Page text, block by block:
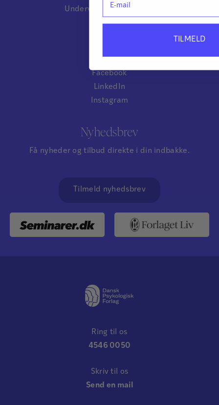
Undervisningswebinarer
Kurser
Følg os
Facebook
LinkedIn
Instagram
Nyhedsbrev
Få nyheder og tilbud direkte i din indbakke.
Tilmeld nyhedsbrev
Ring til os
4546 0050
Skriv til os
Send en mail
TILMELD